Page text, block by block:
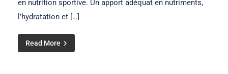
en nutrition sportive. Un apport adéquat en nutriments,
l’hydratation et […]
Read More